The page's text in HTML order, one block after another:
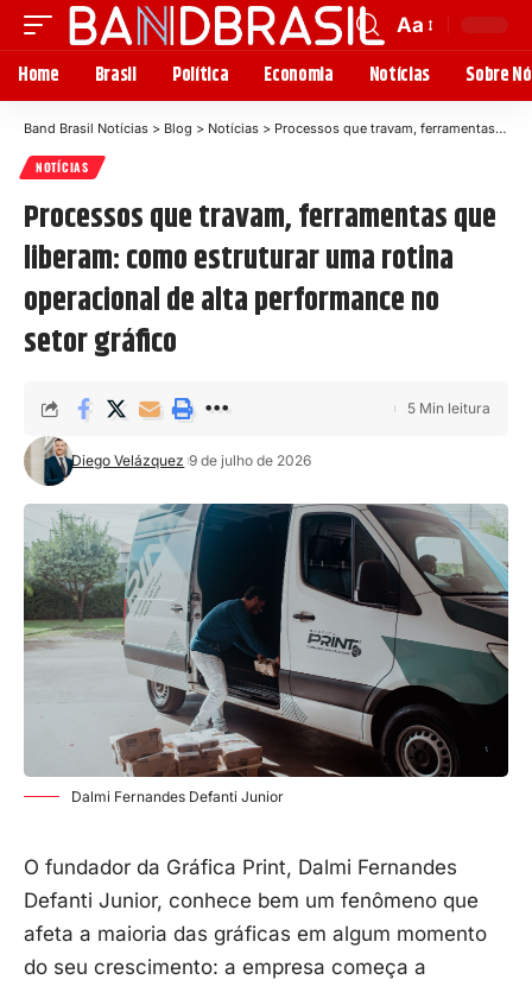
Aa
Home Brasil Política Economia Notícias Sobre
Band Brasil Notícias > Blog > Notícias > Processos que travam, ferramentas que liberam: como estruturar uma rotina operacional de alta performance no setor gráfico
NOTÍCIAS
Processos que travam, ferramentas que
liberam: como estruturar uma rotina
operacional de alta performance no
setor gráfico
Diego Velázquez 9 de julho de 2026
5 Min leitura
Dalmi Fernandes Defanti Junior
O fundador da Gráfica Print, Dalmi Fernandes
Defanti Junior, conhece bem um fenômeno que
afeta a maioria das gráficas em algum momento
do seu crescimento: a empresa começa a